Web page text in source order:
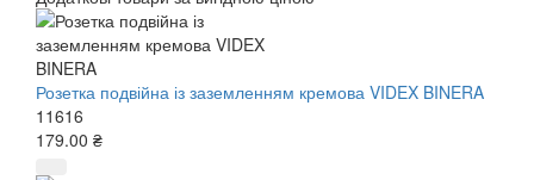
Розетка подвійна із заземленням кремова VIDEX BINERA
11616
179.00 ₴